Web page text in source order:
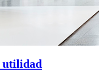
utilidad